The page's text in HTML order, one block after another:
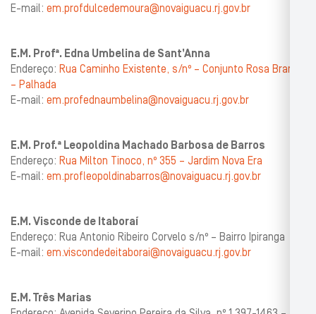
E-mail: em.profdulcedemoura@novaiguacu.rj.gov.br
E.M. Profª. Edna Umbelina de Sant’Anna
Endereço: Rua Caminho Existente, s/nº – Conjunto Rosa Branca
– Palhada
E-mail: em.profednaumbelina@novaiguacu.rj.gov.br
E.M. Prof.ª Leopoldina Machado Barbosa de Barros
Endereço: Rua Milton Tinoco, nº 355 – Jardim Nova Era
E-mail: em.profleopoldinabarros@novaiguacu.rj.gov.br
E.M. Visconde de Itaboraí
Endereço: Rua Antonio Ribeiro Corvelo s/nº – Bairro Ipiranga
E-mail: em.viscondedeitaborai@novaiguacu.rj.gov.br
E.M. Três Marias